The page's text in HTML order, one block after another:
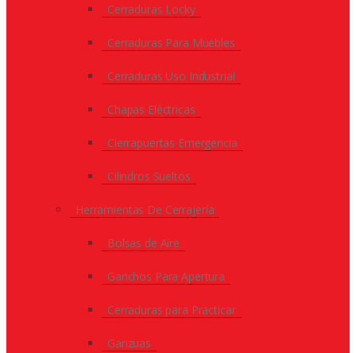
Cerraduras Locky
Cerraduras Para Muebles
Cerraduras Uso Industrial
Chapas Eléctricas
Cierrapuertas Emergencia
Cilindros Sueltos
Herramientas De Cerrajería
Bolsas de Aire
Ganchos Para Apertura
Cerraduras para Practicar
Ganzuas